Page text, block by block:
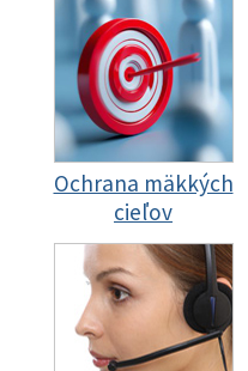
Ochrana mäkkých
cieľov